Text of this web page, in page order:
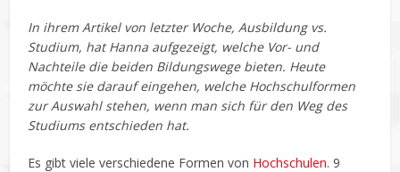
In ihrem Artikel von letzter Woche, Ausbildung vs.
Studium, hat Hanna aufgezeigt, welche Vor- und
Nachteile die beiden Bildungswege bieten. Heute
möchte sie darauf eingehen, welche Hochschulformen
zur Auswahl stehen, wenn man sich für den Weg des
Studiums entschieden hat.
Es gibt viele verschiedene Formen von Hochschulen. 9